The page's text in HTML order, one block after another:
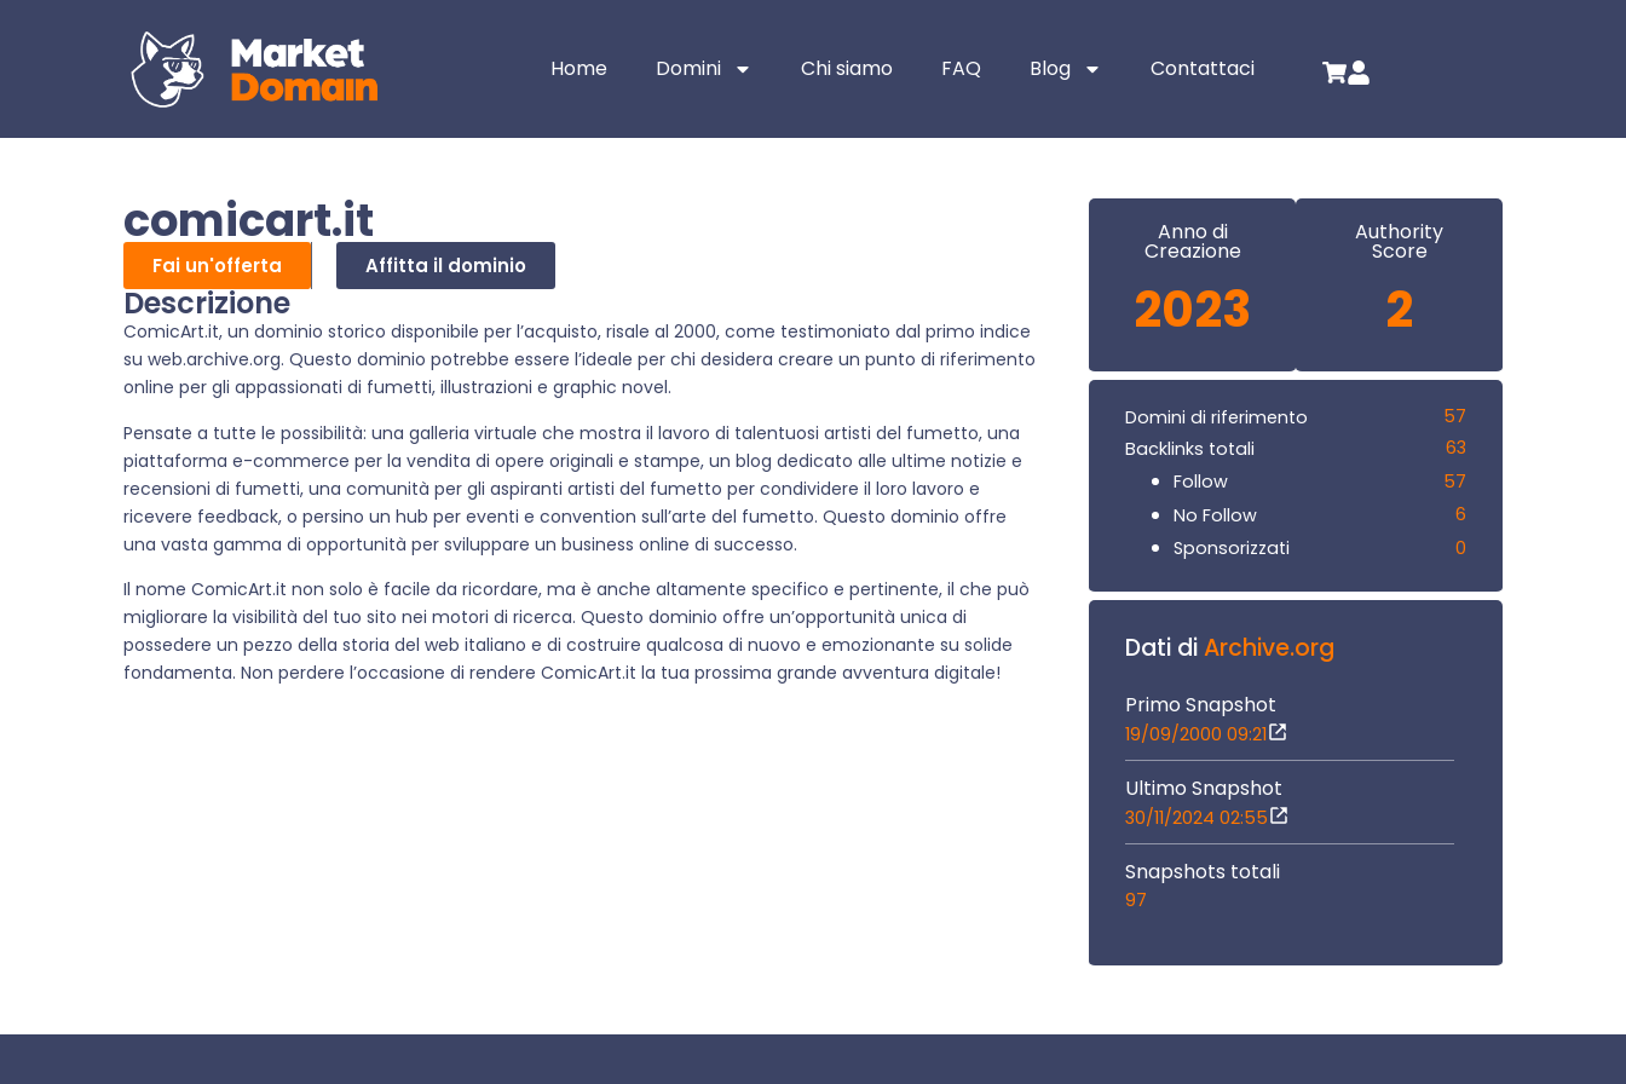
Home Domini Chi siamo FAQ Blog Contattaci
comicart.it
Fai un'offerta Affitta il dominio
Descrizione
ComicArt.it, un dominio storico disponibile per l’acquisto, risale al 2000, come testimoniato dal primo indice
su web.archive.org. Questo dominio potrebbe essere l’ideale per chi desidera creare un punto di riferimento
online per gli appassionati di fumetti, illustrazioni e graphic novel.
Pensate a tutte le possibilità: una galleria virtuale che mostra il lavoro di talentuosi artisti del fumetto, una
piattaforma e-commerce per la vendita di opere originali e stampe, un blog dedicato alle ultime notizie e
recensioni di fumetti, una comunità per gli aspiranti artisti del fumetto per condividere il loro lavoro e
ricevere feedback, o persino un hub per eventi e convention sull’arte del fumetto. Questo dominio offre
una vasta gamma di opportunità per sviluppare un business online di successo.
Il nome ComicArt.it non solo è facile da ricordare, ma è anche altamente specifico e pertinente, il che può
migliorare la visibilità del tuo sito nei motori di ricerca. Questo dominio offre un’opportunità unica di
possedere un pezzo della storia del web italiano e di costruire qualcosa di nuovo e emozionante su solide
fondamenta. Non perdere l’occasione di rendere ComicArt.it la tua prossima grande avventura digitale!
Anno di
Creazione
2023
Authority
Score
2
Domini di riferimento
57
Backlinks totali
63
Follow
57
No Follow
6
Sponsorizzati
0
Dati diArchive.org
Primo Snapshot
19/09/2000 09:21
Ultimo Snapshot
30/11/2024 02:55
Snapshots totali
97